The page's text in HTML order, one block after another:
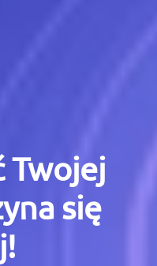
Twojej
się